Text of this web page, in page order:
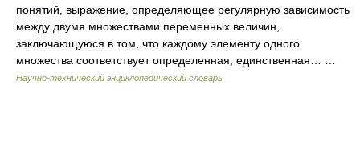
понятий, выражение, определяющее регулярную зависимость
между двумя множествами переменных величин,
заключающуюся в том, что каждому элементу одного
множества соответствует определенная, единственная… …
Научно-технический энциклопедический словарь